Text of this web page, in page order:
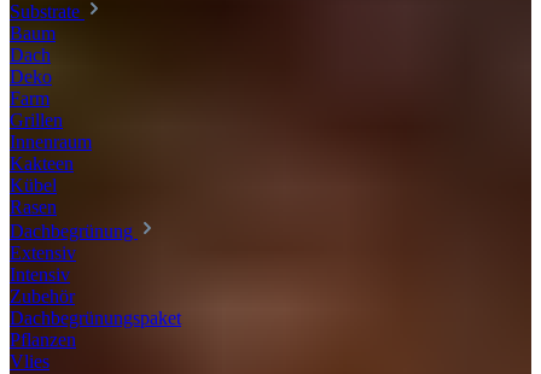
Substrate
Baum
Dach
Deko
Farm
Grillen
Innenraum
Kakteen
Kübel
Rasen
Dachbegrünung
Extensiv
Intensiv
Zubehör
Dachbegrünungspaket
Pflanzen
Vlies